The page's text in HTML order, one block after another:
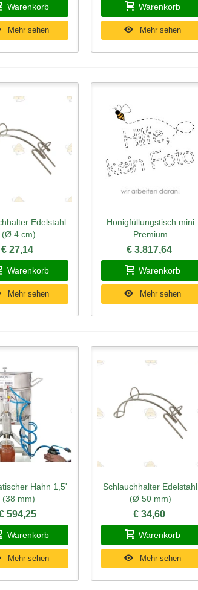
Warenkorb
Mehr sehen
Warenkorb
Mehr sehen
Edelstahl
(Ø 4 cm)
€ 27,14
Warenkorb
Mehr sehen
Schnellansicht
Honigfüllungstisch mini
Premium
€ 3.817,64
Warenkorb
Mehr sehen
Hahn 1,5'
(38 mm)
594,25
Warenkorb
Mehr sehen
Schnellansicht
Schlauchhalter Edelstahl
(Ø 50 mm)
€ 34,60
Warenkorb
Mehr sehen